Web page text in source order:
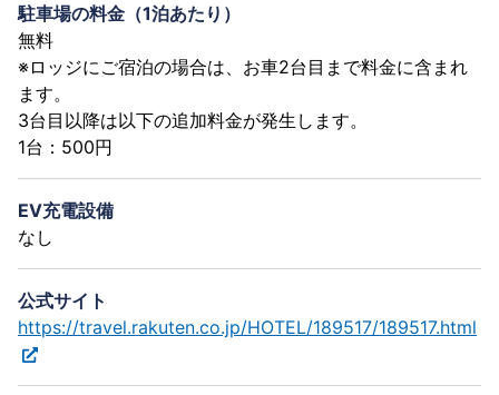
駐車場の料金（1泊あたり）
無料
※ロッジにご宿泊の場合は、お車2台目まで料金に含まれ
ます。
3台目以降は以下の追加料金が発生します。
1台：500円
EV充電設備
なし
公式サイト
https://travel.rakuten.co.jp/HOTEL/189517/189517.html